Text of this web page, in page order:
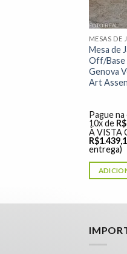
MESAS DE
Mesa de
Off/Base
Genova
Art
Pague
10x de R$
À VISTA
R$
entrega)
para responder às suas
nos qualquer